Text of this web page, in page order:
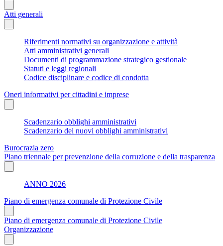
Atti generali
Riferimenti normativi su organizzazione e attività
Atti amministrativi generali
Documenti di programmazione strategico gestionale
Statuti e leggi regionali
Codice disciplinare e codice di condotta
Oneri informativi per cittadini e imprese
Scadenzario obblighi amministrativi
Scadenzario dei nuovi obblighi amministrativi
Burocrazia zero
Piano triennale per prevenzione della corruzione e della trasparenza
ANNO 2026
Piano di emergenza comunale di Protezione Civile
Piano di emergenza comunale di Protezione Civile
Organizzazione